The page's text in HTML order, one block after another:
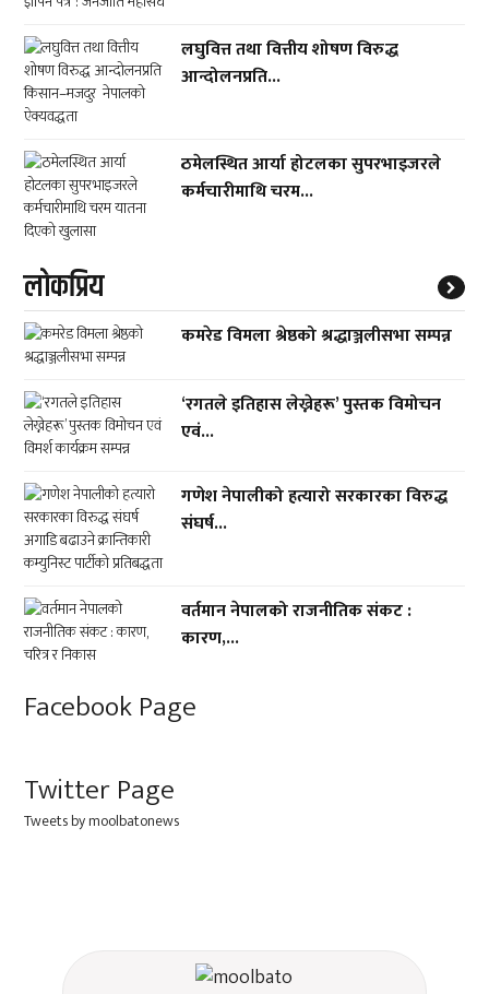
लघुवित्त तथा वित्तीय शोषण विरुद्ध
आन्दोलनप्रति...
ठमेलस्थित आर्या होटलका सुपरभाइजरले
कर्मचारीमाथि चरम...
लाेकप्रिय
कमरेड विमला श्रेष्ठको श्रद्धाञ्जलीसभा सम्पन्न
‘रगतले इतिहास लेख्नेहरू’ पुस्तक विमोचन
एवं...
गणेश नेपालीको हत्यारो सरकारका विरुद्ध
संघर्ष...
वर्तमान नेपालको राजनीतिक संकट :
कारण,...
Facebook Page
Twitter Page
Tweets by moolbatonews